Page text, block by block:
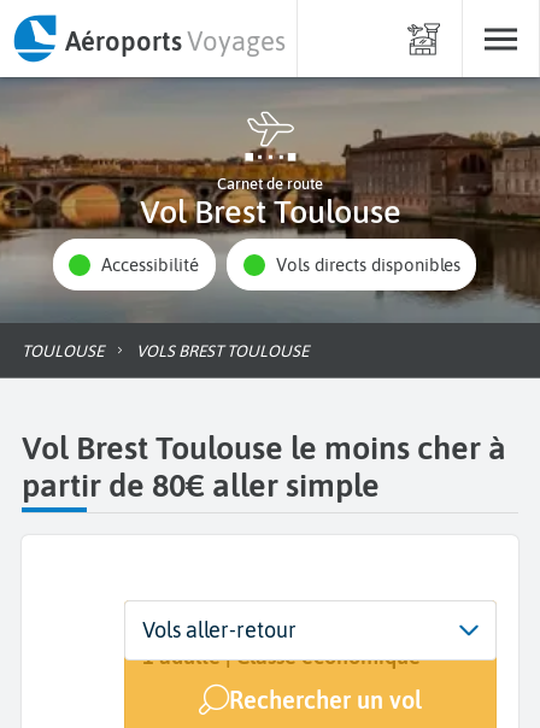
AéroportsVoyages
Carnet de route
Vol Brest Toulouse
Accessibilité Vols directs disponibles
TOULOUSE VOLS BREST TOULOUSE
Vol Brest Toulouse le moins cher à
partir de 80€ aller simple
Départ
Brest (BES)
Dates
10 sept. - 24 sept.
Voyageurs | Classe
1 adulte | Classe économique
Rechercher un vol
Vols aller-retour